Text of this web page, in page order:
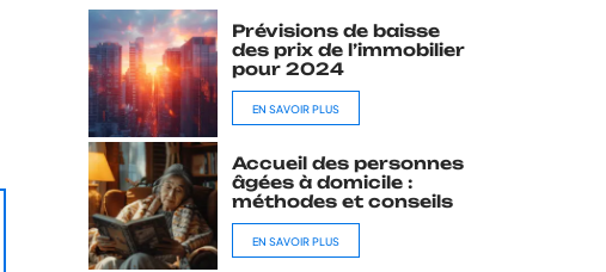
Prévisions de baisse
des prix de l’immobilier
pour 2024
EN SAVOIR PLUS
Accueil des personnes
âgées à domicile :
méthodes et conseils
EN SAVOIR PLUS